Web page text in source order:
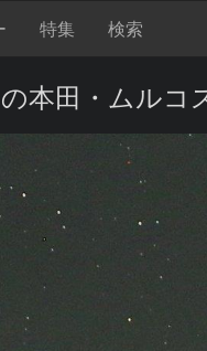
特集 検索
本田・ムルコ